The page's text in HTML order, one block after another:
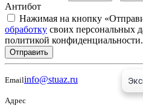
Антибот
Нажимая на кнопку
обработку своих персональных
политикой конфиденциальности.
Отправить
Emailinfo@stuaz.ru
Адрес